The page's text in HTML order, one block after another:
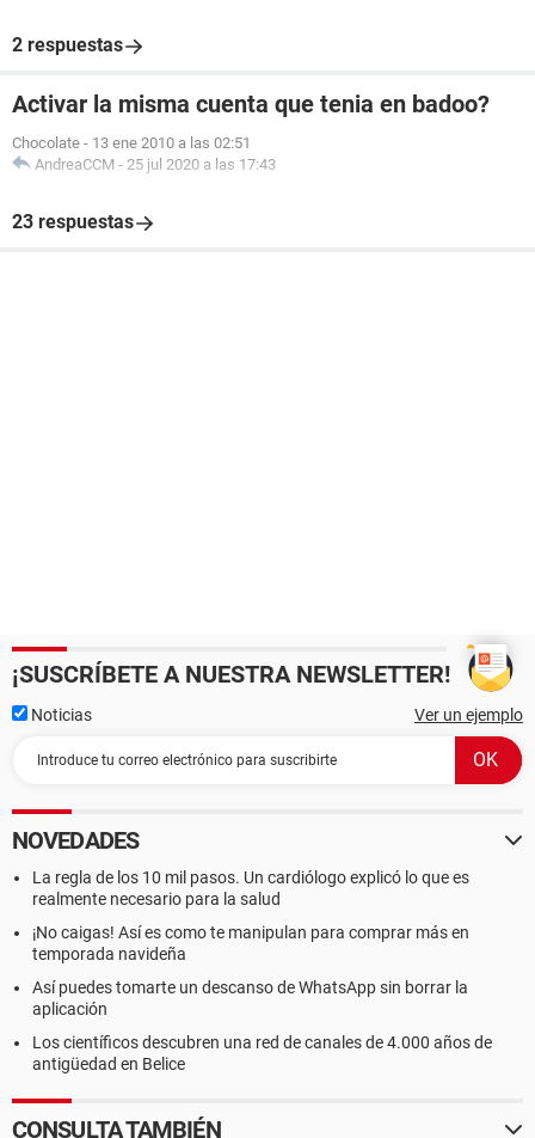
2 respuestas
Activar la misma cuenta que tenia en badoo?
Chocolate - 13 ene 2010 a las 02:51
AndreaCCM - 25 jul 2020 a las 17:43
23 respuestas
¡SUSCRÍBETE A NUESTRA NEWSLETTER!
Noticias Ver un ejemplo
NOVEDADES
La regla de los 10 mil pasos. Un cardiólogo explicó lo que es
realmente necesario para la salud
¡No caigas! Así es como te manipulan para comprar más en
temporada navideña
Así puedes tomarte un descanso de WhatsApp sin borrar la
aplicación
Los científicos descubren una red de canales de 4.000 años de
antigüedad en Belice
CONSULTA TAMBIÉN